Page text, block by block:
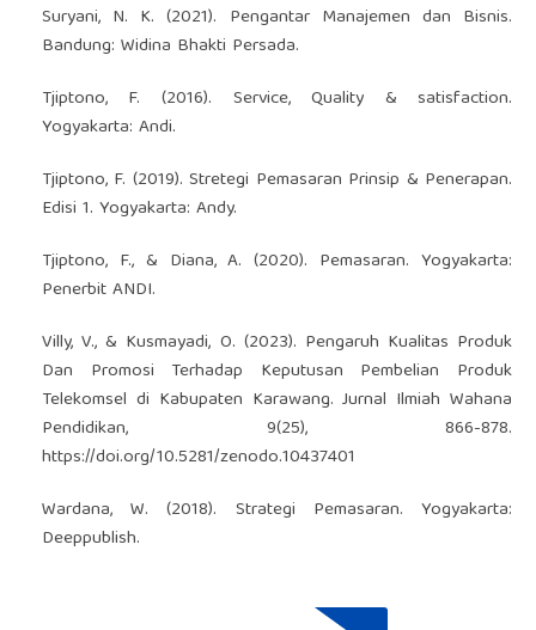
Suryani, N. K. (2021). Pengantar Manajemen dan Bisnis.
Bandung: Widina Bhakti Persada.
Tjiptono, F. (2016). Service, Quality & satisfaction.
Yogyakarta: Andi.
Tjiptono, F. (2019). Stretegi Pemasaran Prinsip & Penerapan.
Edisi 1. Yogyakarta: Andy.
Tjiptono, F., & Diana, A. (2020). Pemasaran. Yogyakarta:
Penerbit ANDI.
Villy, V., & Kusmayadi, O. (2023). Pengaruh Kualitas Produk
Dan Promosi Terhadap Keputusan Pembelian Produk
Telekomsel di Kabupaten Karawang. Jurnal Ilmiah Wahana
Pendidikan, 9(25), 866-878.
https://doi.org/10.5281/zenodo.10437401
Wardana, W. (2018). Strategi Pemasaran. Yogyakarta:
Deeppublish.